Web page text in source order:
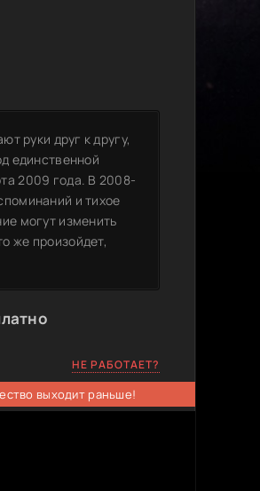
руки друг к другу,
единственной
2009 года. В 2008-
и тихое
могут изменить
же произойдет,
НЕ РАБОТАЕТ?
выходит раньше!